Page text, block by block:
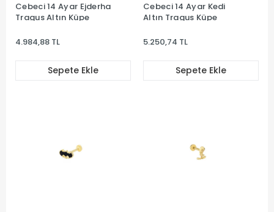
Cebeci 14 Ayar Ejderha
Tragus Altın Küpe
4.984,88 TL
Sepete Ekle
Cebeci 14 Ayar Kedi
Altın Tragus Küpe
5.250,74 TL
Sepete Ekle